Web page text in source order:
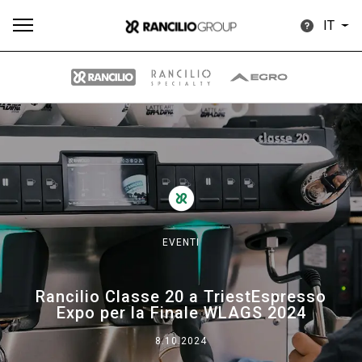
IT
EVENTI
Rancilio Classe 20 a TriestEspresso
Expo per la Finale WLAGS 2024
8.10.2024
Tutti Prodotti
Brand
Il gruppo